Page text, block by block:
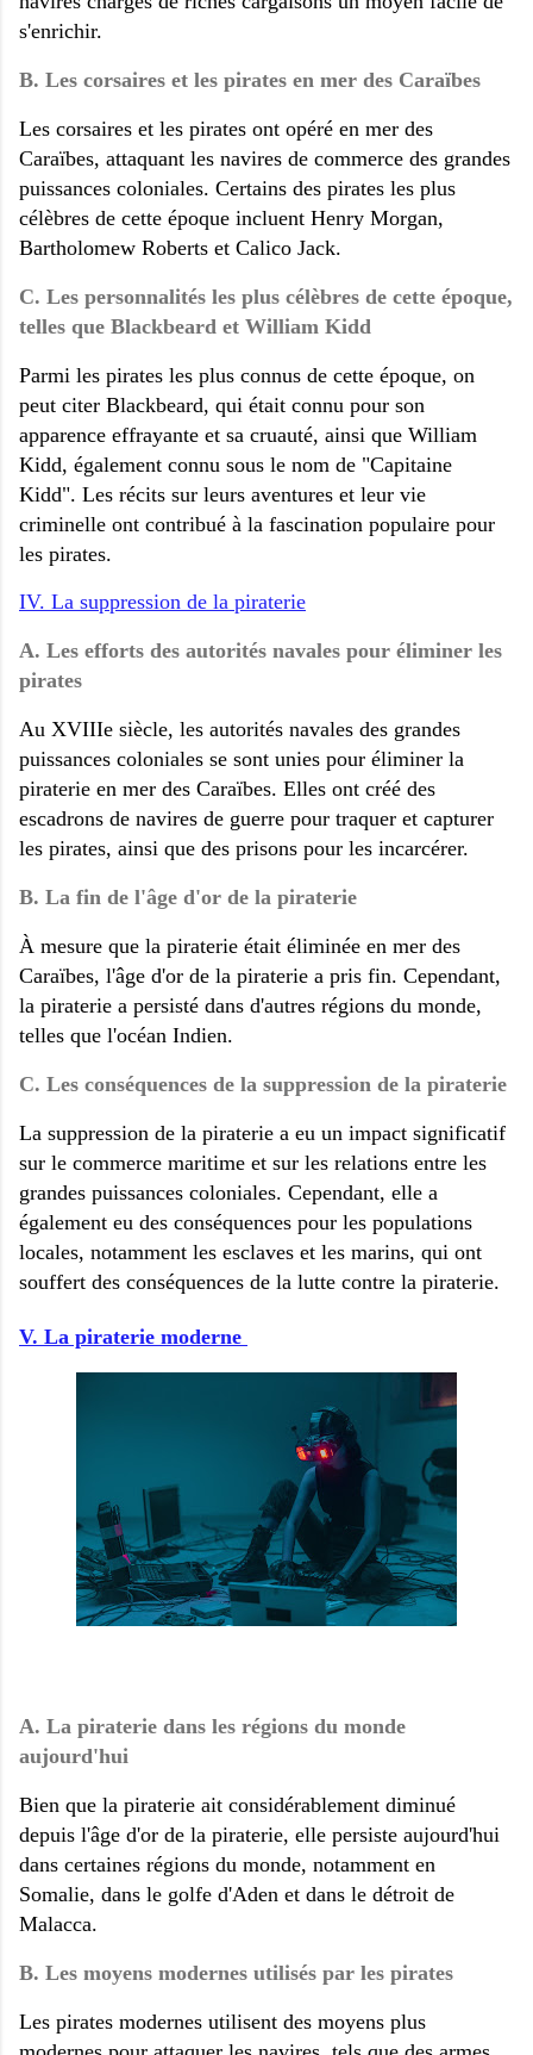
s'enrichir.
B. Les corsaires et les pirates en mer des Caraïbes
Les corsaires et les pirates ont opéré en mer des
Caraïbes, attaquant les navires de commerce des grandes
puissances coloniales. Certains des pirates les plus
célèbres de cette époque incluent Henry Morgan,
Bartholomew Roberts et Calico Jack.
C. Les personnalités les plus célèbres de cette époque,
telles que Blackbeard et William Kidd
Parmi les pirates les plus connus de cette époque, on
peut citer Blackbeard, qui était connu pour son
apparence effrayante et sa cruauté, ainsi que William
Kidd, également connu sous le nom de "Capitaine
Kidd". Les récits sur leurs aventures et leur vie
criminelle ont contribué à la fascination populaire pour
les pirates.
IV. La suppression de la piraterie
A. Les efforts des autorités navales pour éliminer les
pirates
Au XVIIIe siècle, les autorités navales des grandes
puissances coloniales se sont unies pour éliminer la
piraterie en mer des Caraïbes. Elles ont créé des
escadrons de navires de guerre pour traquer et capturer
les pirates, ainsi que des prisons pour les incarcérer.
B. La fin de l'âge d'or de la piraterie
À mesure que la piraterie était éliminée en mer des
Caraïbes, l'âge d'or de la piraterie a pris fin. Cependant,
la piraterie a persisté dans d'autres régions du monde,
telles que l'océan Indien.
C. Les conséquences de la suppression de la piraterie
La suppression de la piraterie a eu un impact significatif
sur le commerce maritime et sur les relations entre les
grandes puissances coloniales. Cependant, elle a
également eu des conséquences pour les populations
locales, notamment les esclaves et les marins, qui ont
souffert des conséquences de la lutte contre la piraterie.
V. La piraterie moderne
A. La piraterie dans les régions du monde
aujourd'hui
Bien que la piraterie ait considérablement diminué
depuis l'âge d'or de la piraterie, elle persiste aujourd'hui
dans certaines régions du monde, notamment en
Somalie, dans le golfe d'Aden et dans le détroit de
Malacca.
B. Les moyens modernes utilisés par les pirates
Les pirates modernes utilisent des moyens plus